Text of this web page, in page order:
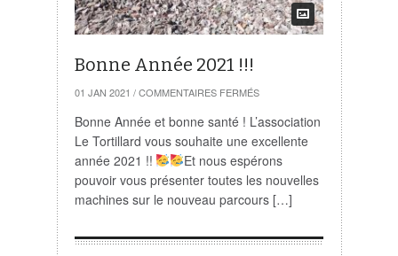
Bonne Année 2021 !!!
01 JAN 2021 / COMMENTAIRES FERMÉSSUR
ANNÉE
2021
!!!
Bonne Année et bonne santé ! L’association
Le Tortillard vous souhaite une excellente
année 2021 !!
Et nous espérons
pouvoir vous présenter toutes les nouvelles
machines sur le nouveau parcours […]